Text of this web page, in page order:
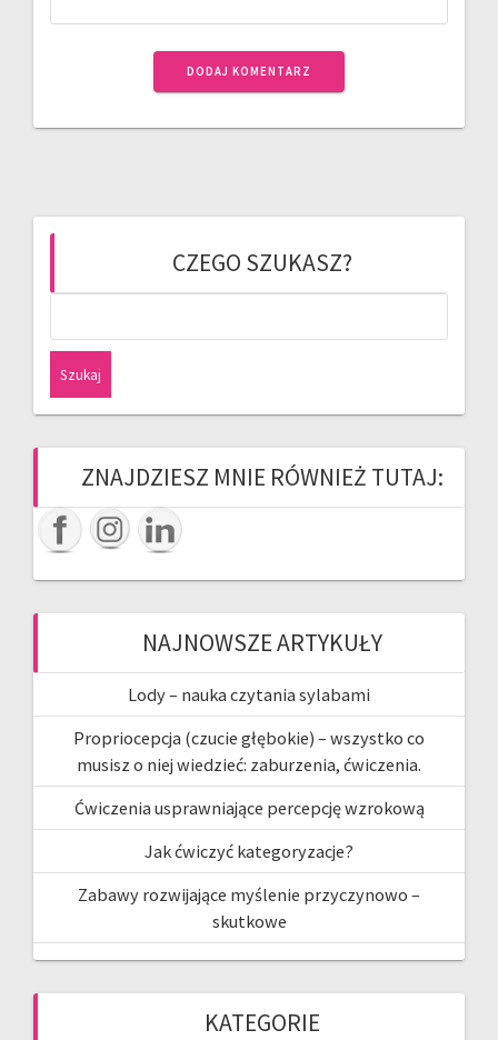
CZEGO SZUKASZ?
ZNAJDZIESZ MNIE RÓWNIEŻ TUTAJ:
NAJNOWSZE ARTYKUŁY
Lody – nauka czytania sylabami
Propriocepcja (czucie głębokie) – wszystko co
musisz o niej wiedzieć: zaburzenia, ćwiczenia.
Ćwiczenia usprawniające percepcję wzrokową
Jak ćwiczyć kategoryzacje?
Zabawy rozwijające myślenie przyczynowo –
skutkowe
KATEGORIE